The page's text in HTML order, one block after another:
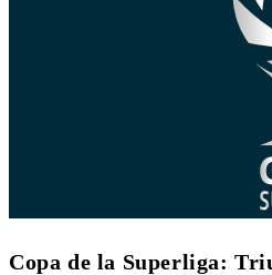
Copa de la Superliga: